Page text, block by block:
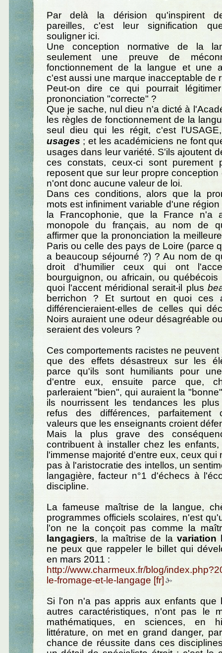
Par delà la dérision qu'inspirent
pareilles, c'est leur signification
souligner ici.
Une conception normative de la
seulement une preuve de
fonctionnement de la langue et une
c'est aussi une marque inacceptable de
Peut-on dire ce qui pourrait
prononciation "correcte" ?
Que je sache, nul dieu n'a dicté à
les règles de fonctionnement de la
seul dieu qui les régit, c'est
usages ; et les académiciens ne font
usages dans leur variété. S'ils ajoutent
ces constats, ceux-ci sont purement
reposent que sur leur propre
n'ont donc aucune valeur de loi.
Dans ces conditions, alors que la
mots est infiniment variable d'une
la Francophonie, que la France n'a
monopole du français, au nom de
affirmer que la prononciation la
Paris ou celle des pays de Loire (parce
a beaucoup séjourné ?) ? Au nom de
droit d'humilier ceux qui ont
bourguignon, ou africain, ou
quoi l'accent méridional serait-il plus
berrichon ? Et surtout en quoi ces
différencieraient-elles de celles qui
Noirs auraient une odeur désagréable
seraient des voleurs ?
Ces comportements racistes ne
que des effets désastreux sur les
parce qu'ils sont humiliants pour
d'entre eux, ensuite parce que,
parleraient "bien", qui auraient la
ils nourrissent les tendances les
refus des différences, parfaitement
valeurs que les enseignants croient
Mais la plus grave des
contribuent à installer chez les
l'immense majorité d'entre eux, ceux qui
pas à l'aristocratie des intellos, un
langagière, facteur n°1 d'échecs à
discipline.
La fameuse maîtrise de la langue,
programmes officiels scolaires, n'est
l'on ne la conçoit pas comme la
langagiers, la maîtrise de la variation
ne peux que rappeler le billet qui
en mars 2011 :
http://www.charmeux.fr/blog/
le-fromage-et-le-langage
Si l'on n'a pas appris aux enfants que
autres caractéristiques, n'ont pas le
mathématiques, en sciences, en
littérature, on met en grand danger,
chance de réussite dans ces